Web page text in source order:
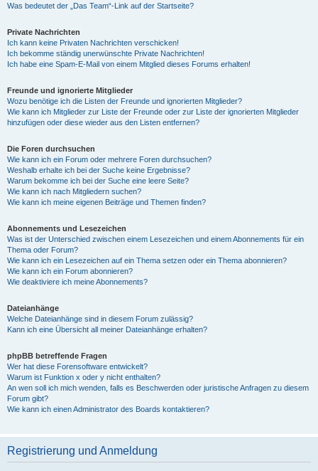
Was bedeutet der „Das Team“-Link auf der Startseite?
Private Nachrichten
Ich kann keine Privaten Nachrichten verschicken!
Ich bekomme ständig unerwünschte Private Nachrichten!
Ich habe eine Spam-E-Mail von einem Mitglied dieses Forums erhalten!
Freunde und ignorierte Mitglieder
Wozu benötige ich die Listen der Freunde und ignorierten Mitglieder?
Wie kann ich Mitglieder zur Liste der Freunde oder zur Liste der ignorierten Mitglieder
hinzufügen oder diese wieder aus den Listen entfernen?
Die Foren durchsuchen
Wie kann ich ein Forum oder mehrere Foren durchsuchen?
Weshalb erhalte ich bei der Suche keine Ergebnisse?
Warum bekomme ich bei der Suche eine leere Seite?
Wie kann ich nach Mitgliedern suchen?
Wie kann ich meine eigenen Beiträge und Themen finden?
Abonnements und Lesezeichen
Was ist der Unterschied zwischen einem Lesezeichen und einem Abonnements für ein
Thema oder Forum?
Wie kann ich ein Lesezeichen auf ein Thema setzen oder ein Thema abonnieren?
Wie kann ich ein Forum abonnieren?
Wie deaktiviere ich meine Abonnements?
Dateianhänge
Welche Dateianhänge sind in diesem Forum zulässig?
Kann ich eine Übersicht all meiner Dateianhänge erhalten?
phpBB betreffende Fragen
Wer hat diese Forensoftware entwickelt?
Warum ist Funktion x oder y nicht enthalten?
An wen soll ich mich wenden, falls es Beschwerden oder juristische Anfragen zu diesem
Forum gibt?
Wie kann ich einen Administrator des Boards kontaktieren?
Registrierung und Anmeldung